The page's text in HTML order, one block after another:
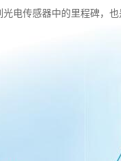
电传感器中的里程碑，也